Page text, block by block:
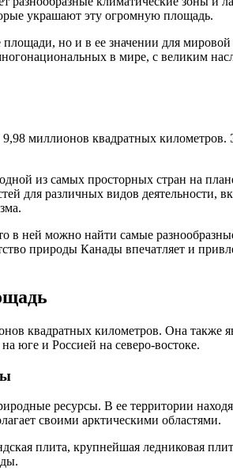
украшают эту огромную площадь.
но и в ее значении для
в мире, с великим
миллионов квадратных километров.
из самых просторных стран на
для различных видов деятельности,
в ней можно найти самые
природы Канады впечатляет и
квадратных километров. Она также
юге и Россией на северо-востоке.
ресурсы. В ее территории
своими арктическими областями.
плита, крупнейшая ледниковая